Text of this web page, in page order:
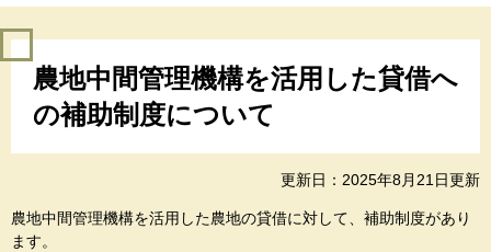
農地中間管理機構を活用した貸借へ
の補助制度について
更新日：2025年8月21日更新
農地中間管理機構を活用した農地の貸借に対して、補助制度があり
ます。